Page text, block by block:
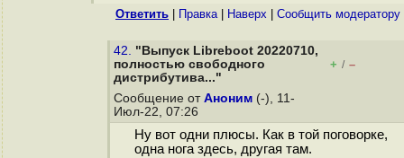
Ответить Правка| Наверх Cообщить модератору
42. "Выпуск Libreboot 20220710,
полностью свободного
дистрибутива..."
+ / –
Сообщение от Аноним (-), 11-
Июл-22, 07:26
Ну вот одни плюсы. Как в той поговорке,
одна нога здесь, другая там.